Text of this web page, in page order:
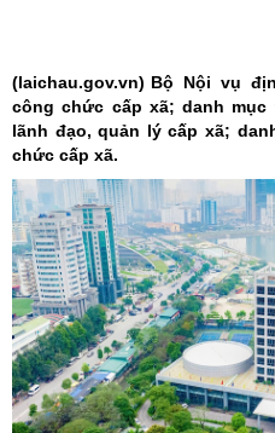
(laichau.gov.vn) Bộ Nội vụ
công chức cấp xã; danh
lãnh đạo, quản lý cấp xã;
chức cấp xã.